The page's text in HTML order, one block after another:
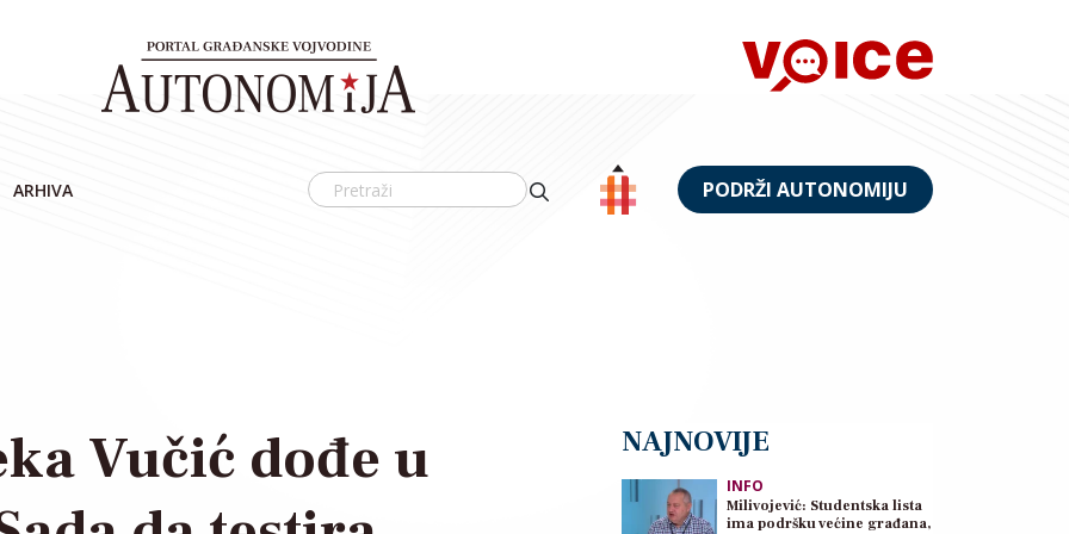
ARHIVA PODRŽI AUTONOMIJU
Vučić dođe u
NAJNOVIJE
INFO
Milivojević: Studentska lista
ima podršku većine građana,